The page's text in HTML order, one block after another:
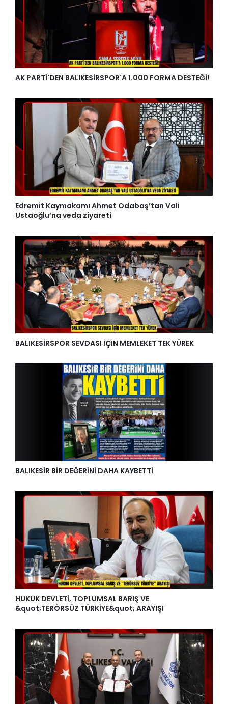
AK PARTİ'DEN BALIKESİRSPOR'A 1.000 FORMA DESTEĞİ!
Edremit Kaymakamı Ahmet Odabaş’tan Vali
Ustaoğlu’na veda ziyareti
BALIKESİRSPOR SEVDASI İÇİN MEMLEKET TEK YÜREK
BALIKESİR BİR DEĞERİNİ DAHA KAYBETTİ
HUKUK DEVLETİ, TOPLUMSAL BARIŞ VE
&quot;TERÖRSÜZ TÜRKİYE&quot; ARAYIŞI